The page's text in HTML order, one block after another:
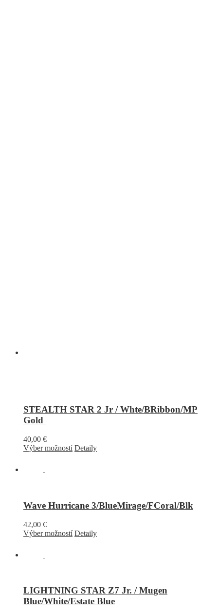
STEALTH STAR 2 Jr / Whte/BRibbon/MP
Gold
40,00 €
Výber možností Detaily
Wave Hurricane 3/BlueMirage/FCoral/Blk
42,00 €
Výber možností Detaily
LIGHTNING STAR Z7 Jr. / Mugen
Blue/White/Estate Blue